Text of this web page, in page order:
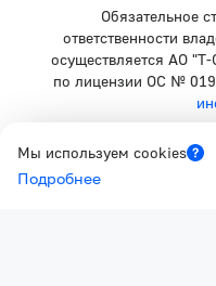
Обязательное
ответственности
осуществляется АО "Т-
по лицензии ОС №
Политика
Согласие на
Мы используем cookies
Подробнее